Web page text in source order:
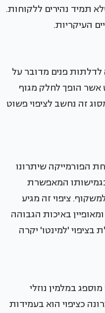
תמיד נהירים ללקוחות.
העיקריות.
לדלתות פנים מדובר על
אשר הופך לחלק מגוף
זה נחשב לציפוי פשוט
הפורמייקה שיתרונו
המאפשרת
ציפוי זה מגיע
באיכות הגבוהה
בציפוי 'למינטו' יקרה
במלמין נוזלי
כציפוי הוא בעמידות